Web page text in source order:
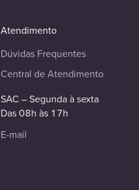
Atendimento
Dúvidas Frequentes
Central de Atendimento
SAC – Segunda à sexta
Das 08h às 17h
E-mail